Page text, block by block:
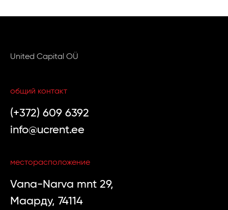
United Capital OÜ
общий контакт
(+372) 609 6392
info@ucrent.ee
месторасположение
Vana-Narva mnt 29,
Маарду, 74114